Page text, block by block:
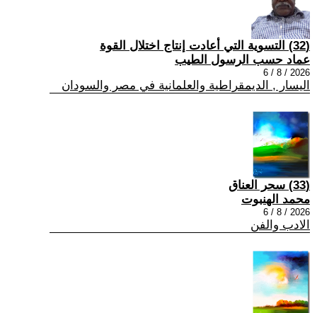
(32) التسوية التي أعادت إنتاج اختلال القوة
عماد حسب الرسول الطيب
2026 / 8 / 6
اليسار , الديمقراطية والعلمانية في مصر والسودان
(33) سحر العناق
محمد الهنبوت
2026 / 8 / 6
الادب والفن